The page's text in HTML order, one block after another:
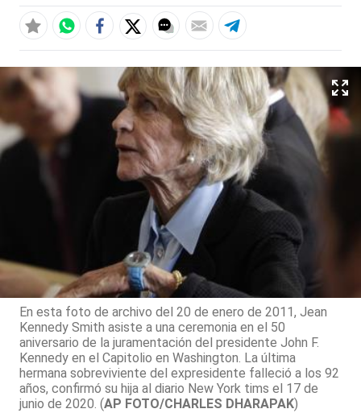
En esta foto de archivo del 20 de enero de 2011, Jean
Kennedy Smith asiste a una ceremonia en el 50
aniversario de la juramentación del presidente John F.
Kennedy en el Capitolio en Washington. La última
hermana sobreviviente del expresidente falleció a los 92
años, confirmó su hija al diario New York tims el 17 de
junio de 2020. (AP FOTO/CHARLES DHARAPAK)